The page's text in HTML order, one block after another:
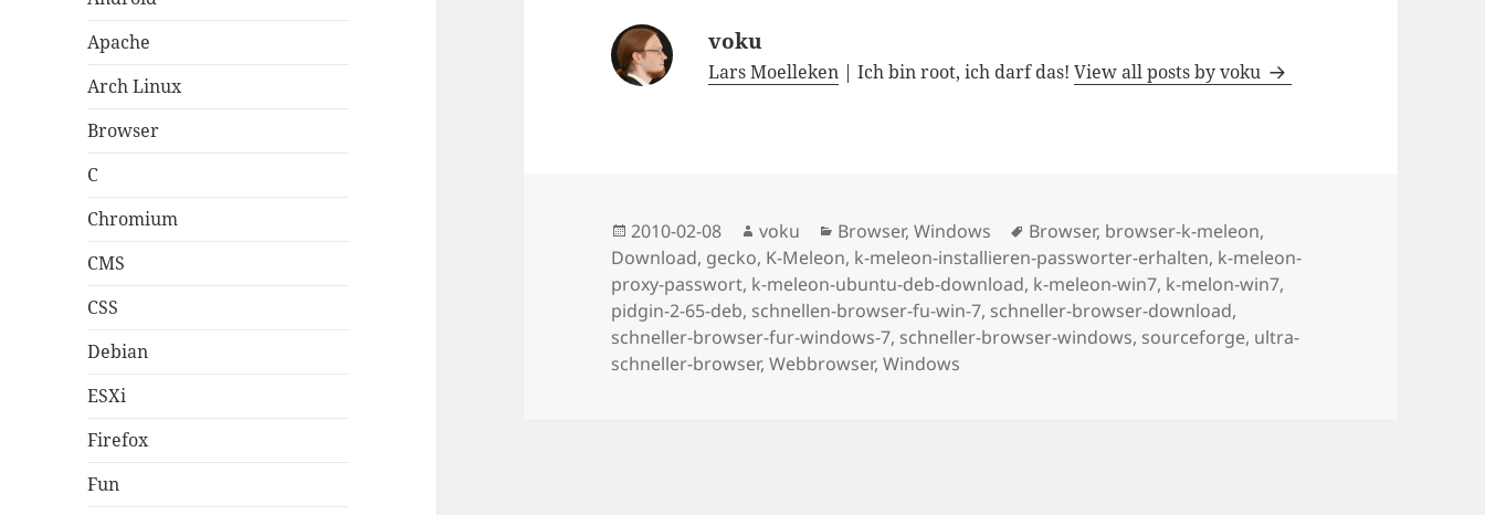
Apache
Arch Linux
Browser
C
Chromium
CMS
CSS
Debian
ESXi
Firefox
Fun
voku
Lars Moelleken | Ich bin root, ich darf das!View all posts by voku
Posted
on
2010-02-08 Author
voku Categories
Browser,Windows Tags
Browser, browser-k-meleon,
Download, gecko, K-Meleon, k-meleon-installieren-passworter-erhalten, k-meleon-
proxy-passwort, k-meleon-ubuntu-deb-download, k-meleon-win7, k-melon-win7,
pidgin-2-65-deb, schnellen-browser-fu-win-7, schneller-browser-download,
schneller-browser-fur-windows-7, schneller-browser-windows, sourceforge, ultra-
schneller-browser,Webbrowser,Windows